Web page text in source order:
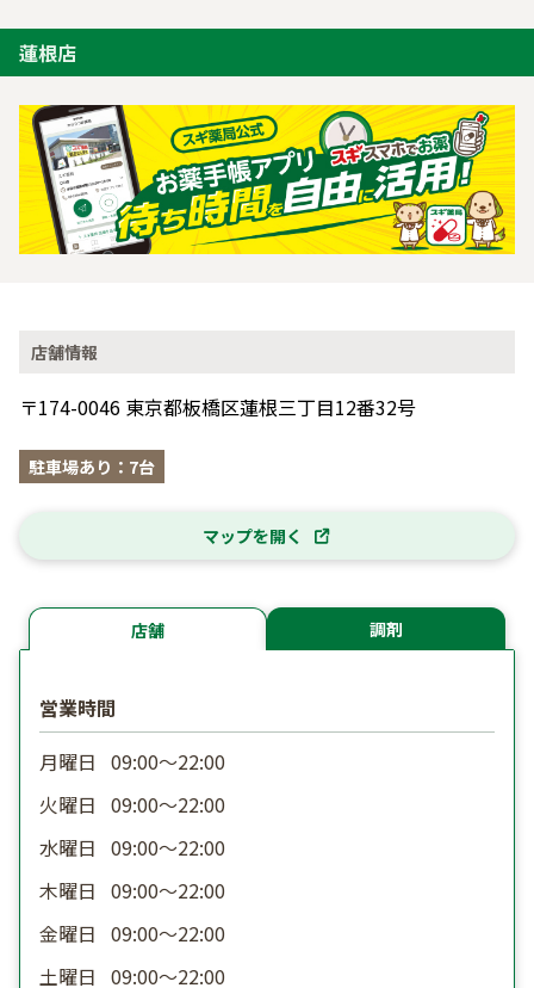
蓮根店
店舗情報
〒174-0046 東京都板橋区蓮根三丁目12番32号
駐車場あり：7台
マップを開く
店舗 調剤
営業時間
月曜日 09:00〜22:00
火曜日 09:00〜22:00
水曜日 09:00〜22:00
木曜日 09:00〜22:00
金曜日 09:00〜22:00
土曜日 09:00〜22:00